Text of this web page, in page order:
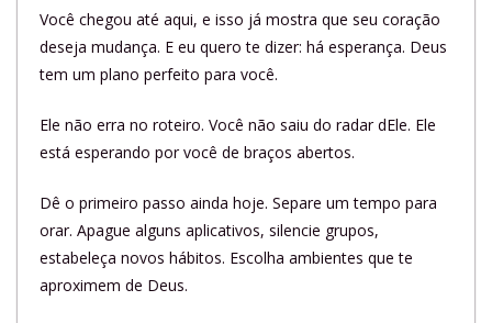
Você chegou até aqui, e isso já mostra que seu coração
deseja mudança. E eu quero te dizer: há esperança. Deus
tem um plano perfeito para você.
Ele não erra no roteiro. Você não saiu do radar dEle. Ele
está esperando por você de braços abertos.
Dê o primeiro passo ainda hoje. Separe um tempo para
orar. Apague alguns aplicativos, silencie grupos,
estabeleça novos hábitos. Escolha ambientes que te
aproximem de Deus.